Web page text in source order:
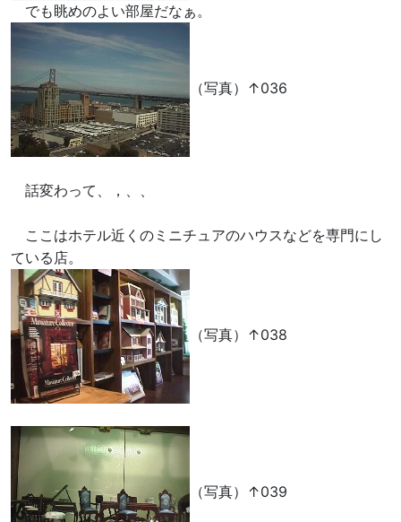
でも眺めのよい部屋だなぁ。
（写真）↑036
話変わって、，、、
ここはホテル近くのミニチュアのハウスなどを専門にし
ている店。
（写真）↑038
（写真）↑039